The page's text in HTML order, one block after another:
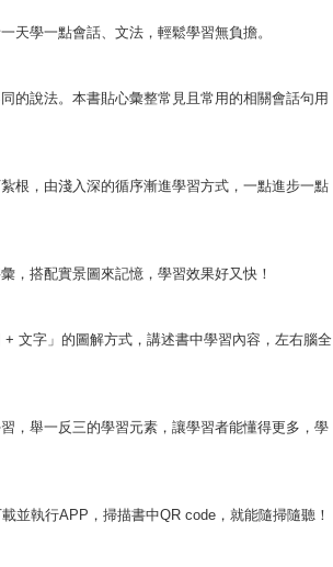
天學一點會話、文法，輕鬆學習無負擔。
的說法。本書貼心彙整常見且常用的相關會話句用
根，由淺入深的循序漸進學習方式，一點進步一點
，搭配實景圖來記憶，學習效果好又快！
文字」的圖解方式，講述書中學習內容，左右腦全
，舉一反三的學習元素，讓學習者能懂得更多，學
並執行APP，掃描書中QR code，就能隨掃隨聽！